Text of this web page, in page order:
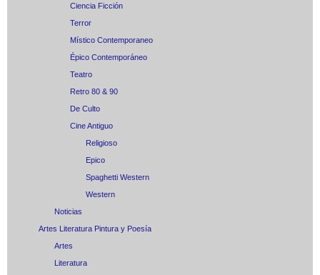
Ciencia Ficción
Terror
Místico Contemporaneo
Épico Contemporáneo
Teatro
Retro 80 & 90
De Culto
Cine Antiguo
Religioso
Epico
Spaghetti Western
Western
Noticias
Artes Literatura Pintura y Poesía
Artes
Literatura